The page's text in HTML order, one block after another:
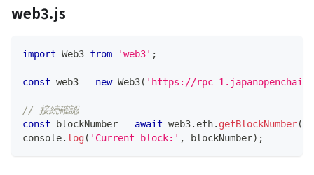
web3.js
import Web3 from 'web3' ;
const web3 = new Web3( 'https://rpc-
// 接続確認
const blockNumber = await web3. eth. getBlockNumber(
console. log( 'Current block:' , blockNumber) ;